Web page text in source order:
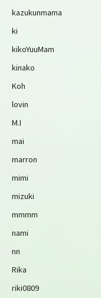
kazukunmama
ki
kikoYuuMam
kinako
Koh
lovin
M.I
mai
marron
mimi
mizuki
mmmm
nami
nn
Rika
riki0809